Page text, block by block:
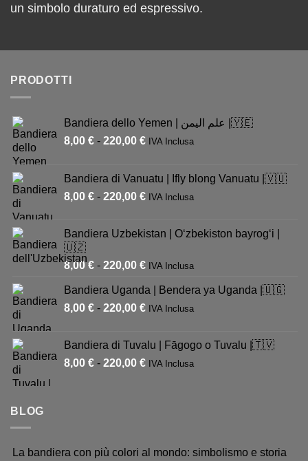
un simbolo duraturo ed espressivo.
PRODOTTI
Bandiera dello Yemen | علم اليمن |🇾🇪
8,00 € - 220,00 € IVA Inclusa
Bandiera di Vanuatu | Ifly blong Vanuatu |🇻🇺
8,00 € - 220,00 € IVA Inclusa
Bandiera Uzbekistan | Oʻzbekiston bayrogʻi |
🇺🇿
8,00€ - 220,00 € IVA Inclusa
Bandiera Uganda | Bendera ya Uganda |🇺🇬
8,00 € - 220,00 € IVA Inclusa
Bandiera di Tuvalu | Fāgogo o Tuvalu |🇹🇻
8,00 € - 220,00 € IVA Inclusa
BLOG
La bandiera con più colori al mondo: simbolismo e storia